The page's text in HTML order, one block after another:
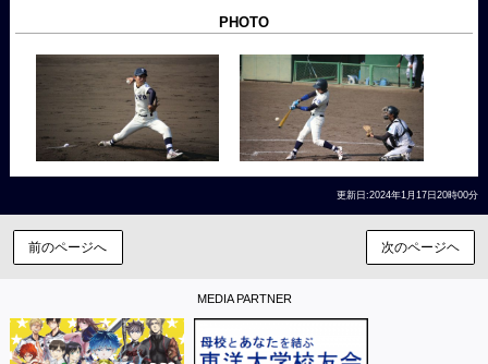
PHOTO
更新日:2024年1月17日20時00分
前のページへ 次のページヘ
MEDIA PARTNER